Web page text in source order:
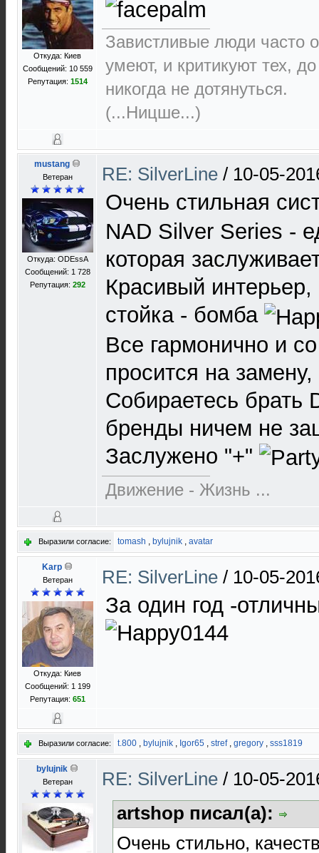
Откуда: Киев
Сообщений: 10 559
Репутация: 1514
Завистливые люди часто
умеют, и критикуют тех,
никогда не дотянуться.
(...Ницше...)
mustang
Ветеран
Откуда: ODEssA
Сообщений: 1 728
Репутация: 292
RE: SilverLine / 10-05-
Очень стильная
NAD Silver Series -
которая
Красивый
стойка - бомба
Все гармонично и
просится на
Собираетесь брать
бренды ничем не
Заслужено "+"
Движение - Жизнь ...
Выразили согласие: tomash , bylujnik , avatar
Karp
Ветеран
Откуда: Киев
Сообщений: 1 199
Репутация: 651
RE: SilverLine / 10-05-
За один год -
Выразили согласие: t.800 , bylujnik , Igor65 , stref, gregory , sss1819
bylujnik
Ветеран RE: SilverLine / 10-05-
artshop писал(а):
Очень стильно,